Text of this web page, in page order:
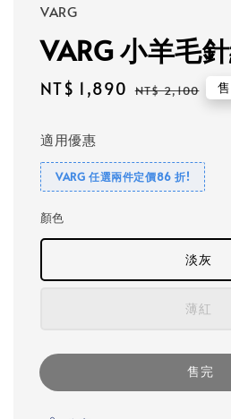
VARG
VARG 小羊毛
Sale
NT$ 1,890 Regular
NT$ 2,100
適用優惠
VARG 任選兩件定價86 折!
顏色
淡灰
薄紅
售完